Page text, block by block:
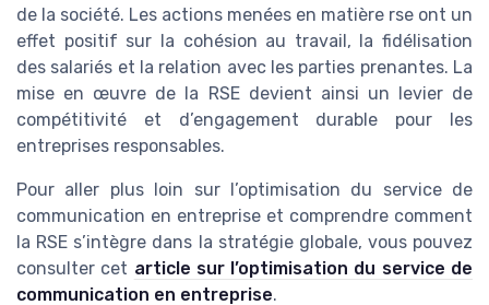
de la société. Les actions menées en matière rse ont un
effet positif sur la cohésion au travail, la fidélisation
des salariés et la relation avec les parties prenantes. La
mise en œuvre de la RSE devient ainsi un levier de
compétitivité et d’engagement durable pour les
entreprises responsables.
Pour aller plus loin sur l’optimisation du service de
communication en entreprise et comprendre comment
la RSE s’intègre dans la stratégie globale, vous pouvez
consulter cet article sur l’optimisation du service de
communication en entreprise.